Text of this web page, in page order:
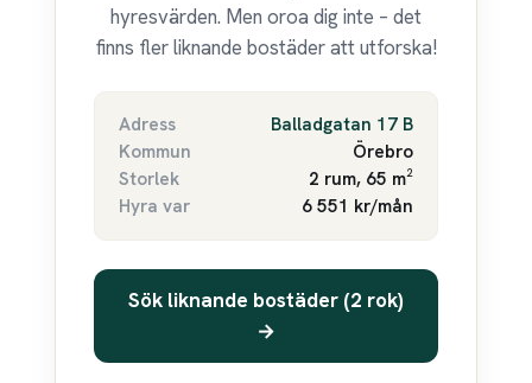
hyresvärden. Men oroa dig inte – det
finns fler liknande bostäder att utforska!
Adress
Balladgatan 17 B
Kommun
Örebro
Storlek
2 rum, 65 m²
Hyra var
6 551 kr/mån
Sök liknande bostäder (2 rok)
→